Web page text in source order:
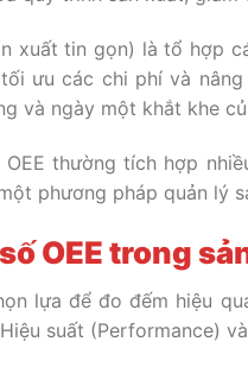
xuất tin gọn) là tổ hợp
ưu các chi phí và
và ngày một khắt khe
thường tích hợp
phương pháp quản lý
OEE trong
lựa để đo đếm hiệu
suất (Performance)